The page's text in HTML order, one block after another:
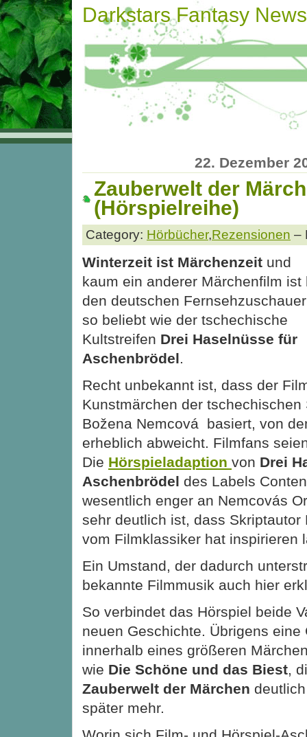
Darkstars Fantasy News
22. Dezember
Zauberwelt der
(Hörspielreihe)
Category: Hörbücher,Rezensionen –
Winterzeit ist Märchenzeit und
kaum ein anderer Märchenfilm ist
den deutschen
so beliebt wie der tschechische
Kultstreifen Drei Haselnüsse für
Aschenbrödel.
Recht unbekannt ist, dass der
Kunstmärchen der tschechischen
Božena Nemcová basiert, von
erheblich abweicht. Filmfans
Die Hörspieladaption von Drei
Aschenbrödel des Labels
wesentlich enger an Nemcovás
sehr deutlich ist, dass Skriptautor
vom Filmklassiker hat inspirieren
Ein Umstand, der dadurch
bekannte Filmmusik auch hier
So verbindet das Hörspiel beide
neuen Geschichte. Übrigens
innerhalb eines größeren
wie Die Schöne und das Biest,
Zauberwelt der Märchen
später mehr.